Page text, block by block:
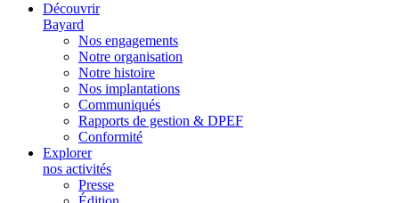
Découvrir
Bayard
Nos engagements
Notre organisation
Notre histoire
Nos implantations
Communiqués
Rapports de gestion & DPEF
Conformité
Explorer
nos activités
Presse